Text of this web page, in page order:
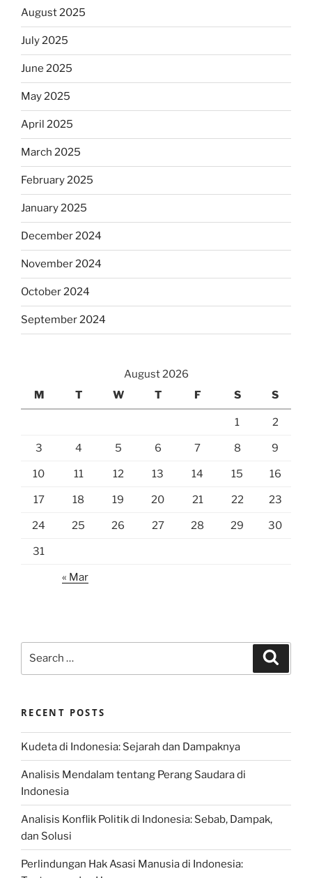
August 2025
July 2025
June 2025
May 2025
April 2025
March 2025
February 2025
January 2025
December 2024
November 2024
October 2024
September 2024
August 2026
M
T W T F S S
1 2
3 4 5 6 7 8 9
10 11 12 13 14 15 16
17 18 19 20 21 22 23
24 25 26 27 28 29 30
31
« Mar
RECENT POSTS
Kudeta di Indonesia: Sejarah dan Dampaknya
Analisis Mendalam tentang Perang Saudara di
Indonesia
Analisis Konflik Politik di Indonesia: Sebab, Dampak,
dan Solusi
Perlindungan Hak Asasi Manusia di Indonesia: